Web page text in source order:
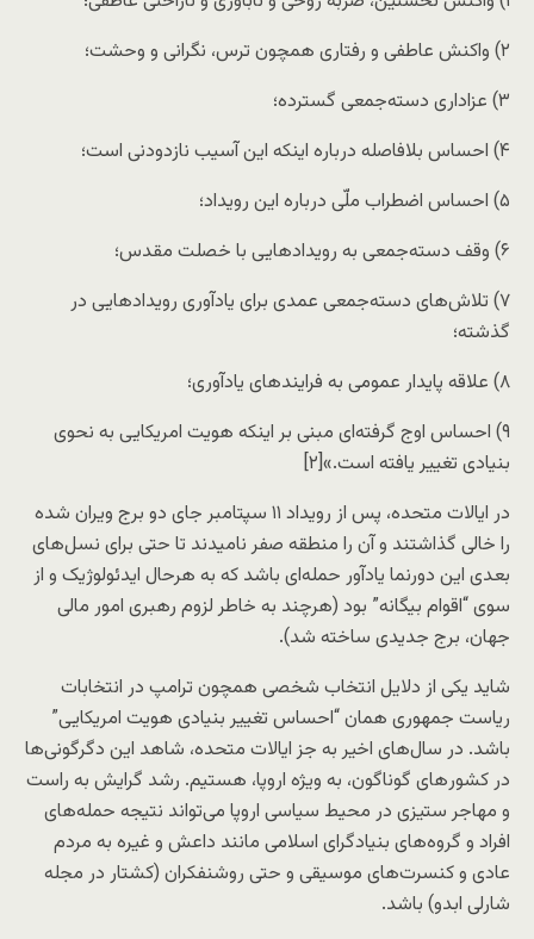
۲) واکنش عاطفی و رفتاری همچون ترس، نگرانی و وحشت؛
۳) عزاداری دسته‌جمعی گسترده؛
۴) احساس بلافاصله درباره اینکه این آسیب نازدودنی است؛
۵) احساس اضطراب ملّی درباره این رویداد؛
۶) وقف دسته‌جمعی به رویداد‌هایی با خصلت مقدس؛
۷) تلاش‌های دسته‌جمعی عمدی برای یادآوری رویداد‌هایی در
گذشته؛
۸) علاقه پایدار عمومی به فرایند‌های یادآوری؛
۹) احساس اوج گرفته‌ای مبنی بر اینکه هویت امریکایی به نحوی
بنیادی تغییر یافته است.»[۲]
در ایالات متحده، پس از رویداد ۱۱ سپتامبر جای دو برج ویران شده
را خالی گذاشتند و آن را منطقه صفر نامیدند تا حتی برای نسل‌های
بعدی این دورنما یادآور حمله‌ای باشد که به هرحال ایدئولوژیک و از
سوی “اقوام بیگانه” بود (هرچند به خاطر لزوم رهبری امور مالی
جهان، برج جدیدی ساخته شد).
شاید یکی از دلایل انتخاب شخصی همچون ترامپ در انتخابات
ریاست جمهوری همان “احساس تغییر بنیادی هویت امریکایی”
باشد. در سال‌های اخیر به جز ایالات متحده، شاهد این دگرگونی‌ها
در کشور‌های گوناگون، به ویژه اروپا، هستیم. رشد گرایش به راست
و مهاجر ستیزی در محیط سیاسی اروپا می‌تواند نتیجه حمله‌های
افراد و گروه‌های بنیادگرای اسلامی مانند داعش و غیره به مردم
عادی و کنسرت‌های موسیقی و حتی روشنفکران (کشتار در مجله
شارلی ابدو) باشد.